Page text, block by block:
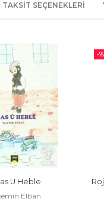
TAKSIT SEÇENEKLERI
U Heble
Elban
-%